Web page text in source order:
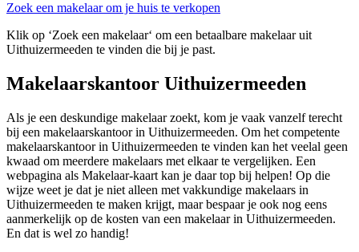
Zoek een makelaar om je huis te verkopen
Klik op ‘Zoek een makelaar‘ om een betaalbare makelaar uit
Uithuizermeeden te vinden die bij je past.
Makelaarskantoor Uithuizermeeden
Als je een deskundige makelaar zoekt, kom je vaak vanzelf terecht
bij een makelaarskantoor in Uithuizermeeden. Om het competente
makelaarskantoor in Uithuizermeeden te vinden kan het veelal geen
kwaad om meerdere makelaars met elkaar te vergelijken. Een
webpagina als Makelaar-kaart kan je daar top bij helpen! Op die
wijze weet je dat je niet alleen met vakkundige makelaars in
Uithuizermeeden te maken krijgt, maar bespaar je ook nog eens
aanmerkelijk op de kosten van een makelaar in Uithuizermeeden.
En dat is wel zo handig!